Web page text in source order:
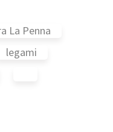
La Penna
legami